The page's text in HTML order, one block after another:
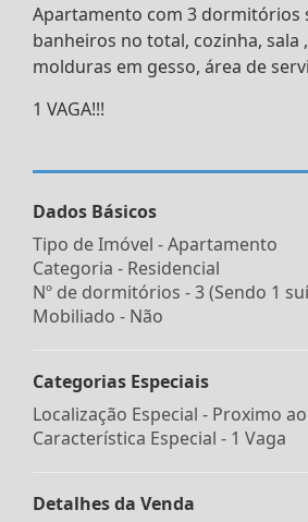
Apartamento com 3 dormitórios
banheiros no total, cozinha, sala
molduras em gesso, área de
1 VAGA!!!
Dados Básicos
Tipo de Imóvel - Apartamento
Categoria - Residencial
Nº de dormitórios - 3 (Sendo 1
Mobiliado - Não
Categorias Especiais
Localização Especial - Proximo ao
Característica Especial - 1 Vaga
Detalhes da Venda